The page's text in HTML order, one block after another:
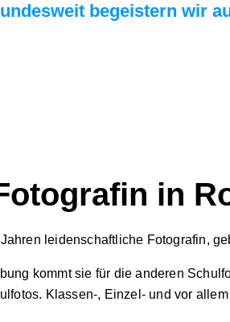
begeistern wir
in
leidenschaftliche Fotografin,
kommt sie für die anderen
Klassen-, Einzel- und vor